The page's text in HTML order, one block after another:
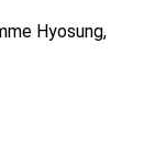
Hyosung,